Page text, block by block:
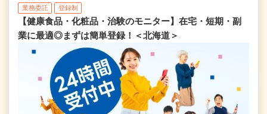
業務委託 登録制
【健康食品・化粧品・治験のモニター】在宅・短期・副
業に最適◎まずは簡単登録！＜北海道＞